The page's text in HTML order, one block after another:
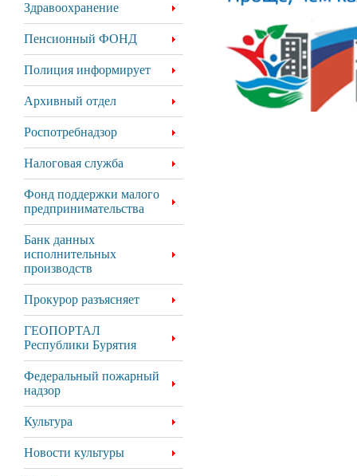
Здравоохранение
Пенсионный ФОНД
Полиция информирует
Архивный отдел
Роспотребнадзор
Налоговая служба
Фонд поддержки малого
предпринимательства
Банк данных
исполнительных
производств
Прокурор разъясняет
ГЕОПОРТАЛ
Республики Бурятия
Федеральный пожарный
надзор
Культура
Новости культуры